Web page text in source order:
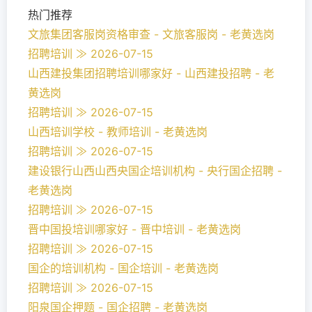
热门推荐
文旅集团客服岗资格审查 - 文旅客服岗 - 老黄选岗
招聘培训 ≫ 2026-07-15
山西建投集团招聘培训哪家好 - 山西建投招聘 - 老
黄选岗
招聘培训 ≫ 2026-07-15
山西培训学校 - 教师培训 - 老黄选岗
招聘培训 ≫ 2026-07-15
建设银行山西山西央国企培训机构 - 央行国企招聘 -
老黄选岗
招聘培训 ≫ 2026-07-15
晋中国投培训哪家好 - 晋中培训 - 老黄选岗
招聘培训 ≫ 2026-07-15
国企的培训机构 - 国企培训 - 老黄选岗
招聘培训 ≫ 2026-07-15
阳泉国企押题 - 国企招聘 - 老黄选岗